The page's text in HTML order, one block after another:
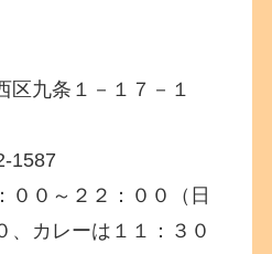
九条１－１７－１
1587
０～２２：００（日
、カレーは１１：３０